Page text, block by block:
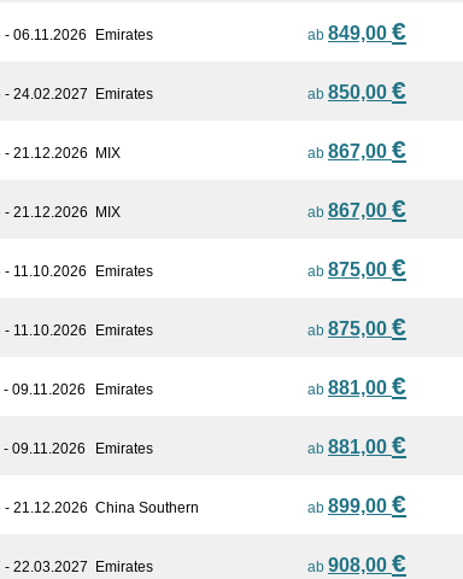
06.11.2026 Emirates ab 849,00 €
- 24.02.2027 Emirates ab 850,00 €
- 21.12.2026 MIX ab 867,00 €
- 21.12.2026 MIX ab 867,00 €
11.10.2026 Emirates ab 875,00 €
11.10.2026 Emirates ab 875,00 €
09.11.2026 Emirates ab 881,00 €
09.11.2026 Emirates ab 881,00 €
- 21.12.2026 China Southern ab 899,00 €
- 22.03.2027 Emirates ab 908,00 €